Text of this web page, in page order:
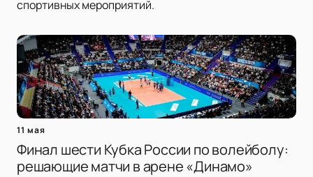
спортивных мероприятий.
11 мая
Финал шести Кубка России по волейболу:
решающие матчи в арене «Динамо»